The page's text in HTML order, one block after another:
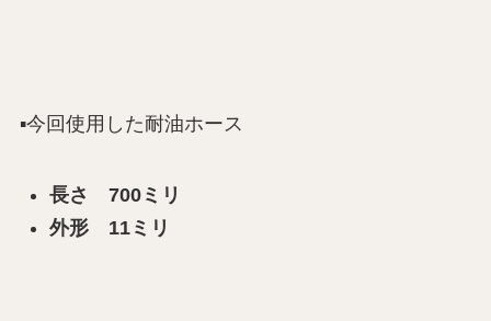
▪️今回使用した耐油ホース
長さ 700ミリ
外形 11ミリ